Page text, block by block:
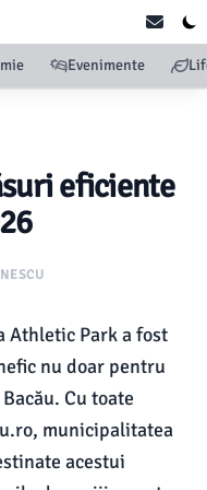
Evenimente
eficiente
Athletic Park a fost
nu doar pentru
Cu toate
municipalitatea
acestui